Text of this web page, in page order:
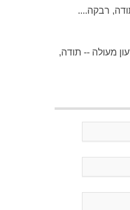
רבקה....
מעולה -- תודה,